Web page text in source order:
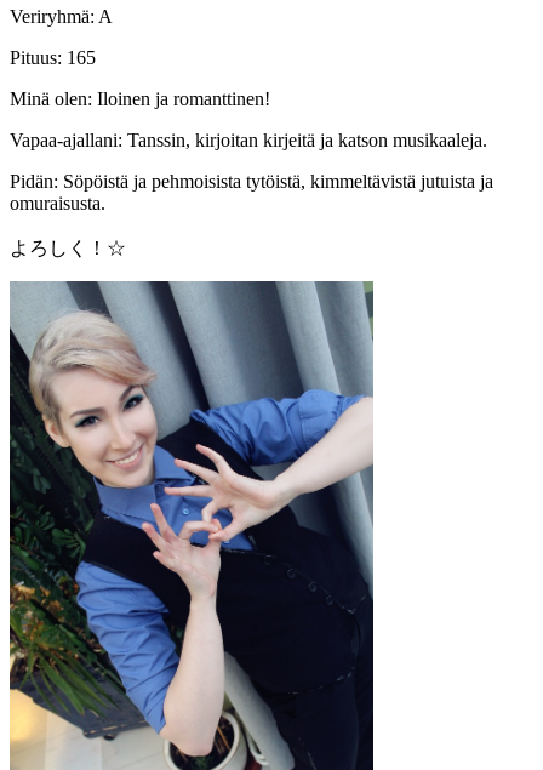
Veriryhmä: A
Pituus: 165
Minä olen: Iloinen ja romanttinen!
Vapaa-ajallani: Tanssin, kirjoitan kirjeitä ja katson musikaaleja.
Pidän: Söpöistä ja pehmoisista tytöistä, kimmeltävistä jutuista ja
omuraisusta.
よろしく！☆